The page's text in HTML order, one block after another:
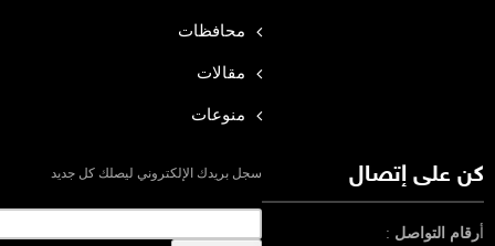
محافظات
مقالات
منوعات
كن على إتصال
رقام التواصل :
سجل بريدك الإلكتروني ليصلك كل جديد